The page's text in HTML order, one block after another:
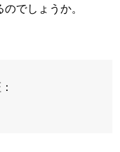
でしょうか。